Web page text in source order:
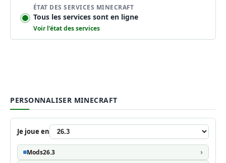
ÉTAT DES SERVICES MINECRAFT
Tous les services sont en ligne
Voir l’état des services
PERSONNALISER MINECRAFT
Je joue en
Mods26.3